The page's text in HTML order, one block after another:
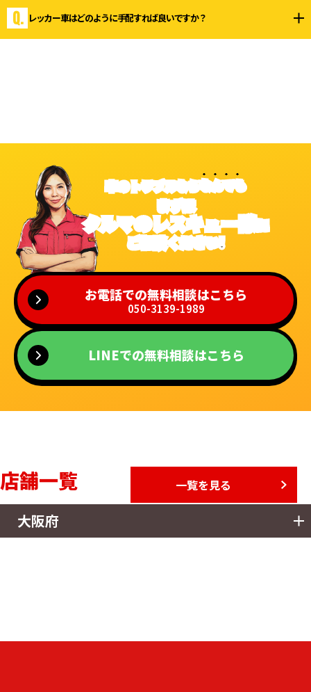
ご希望の場所まで搬送可能です。ご自宅や修理工場な
ど、目的地をお知らせください。
レッカー車はどのように手配すれば良いですか？
車のトラブルならなんでも
まずは
クルマのレスキュー隊に
ご相談ください!
お電話での無料相談はこちら
050-3139-1989
LINEでの無料相談はこちら
店舗一覧
大阪府
住所
一覧を見る